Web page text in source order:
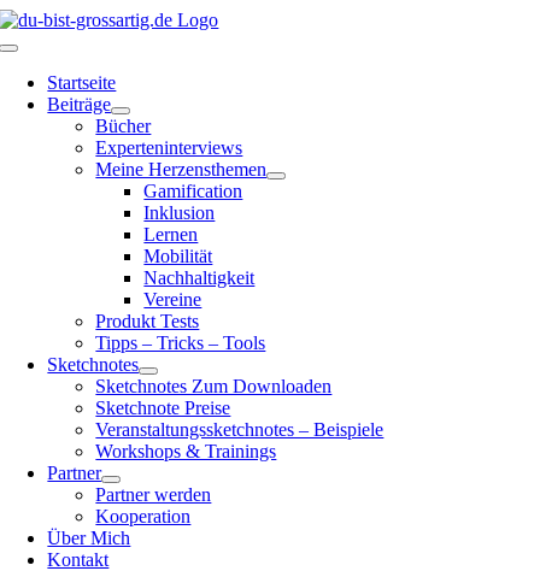
Zum
Inhalt
Toggle
NavigationStartseite
Beiträge
Bücher
Experteninterviews
Meine Herzensthemen
Gamification
Inklusion
Lernen
Mobilität
Nachhaltigkeit
Vereine
Produkt Tests
Tipps – Tricks – Tools
Sketchnotes
Sketchnotes Zum Downloaden
Sketchnote Preise
Veranstaltungssketchnotes – Beispiele
Workshops & Trainings
Partner
Partner werden
Kooperation
Über Mich
Kontakt